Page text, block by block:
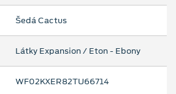
Šedá Cactus
Látky Expansion / Eton - Ebony
WF02KXER82TU66714